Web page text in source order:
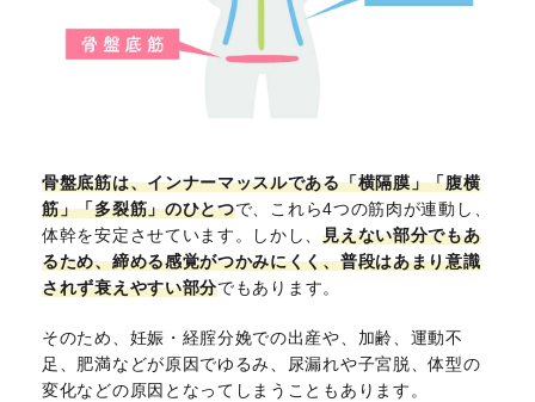
骨盤底筋は、インナーマッスルである「横隔膜」「腹横
筋」「多裂筋」のひとつで、これら4つの筋肉が連動し、
体幹を安定させています。しかし、見えない部分でもあ
るため、締める感覚がつかみにくく、普段はあまり意識
されず衰えやすい部分でもあります。
そのため、妊娠・経腟分娩での出産や、加齢、運動不
足、肥満などが原因でゆるみ、尿漏れや子宮脱、体型の
変化などの原因となってしまうこともあります。